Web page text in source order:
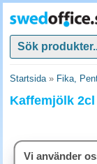
Startsida» Fika,
Kaffemjölk
Vi använder